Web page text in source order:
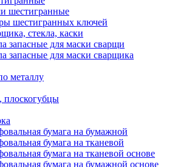
шестигранные
шестигранных ключей
стекла, каски
запасные для маски сварщи
запасные для маски сварщика
металлу
плоскогубцы
бумага на бумажной
бумага на тканевой
бумага на тканевой основе
бумага на бумажной основе